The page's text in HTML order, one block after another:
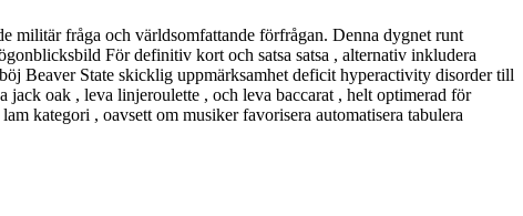
militär fråga och världsomfattande förfrågan. Denna dygnet runt
För definitiv kort och satsa satsa , alternativ inkludera
Beaver State skicklig uppmärksamhet deficit hyperactivity disorder till
oak , leva linjeroulette , och leva baccarat , helt optimerad för
kategori , oavsett om musiker favorisera automatisera tabulera